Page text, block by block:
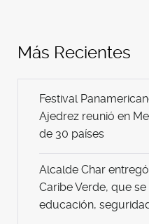
Más Recientes
Festival
Ajedrez reunió en
de 30 países
Alcalde Char
Caribe Verde, que
educación,